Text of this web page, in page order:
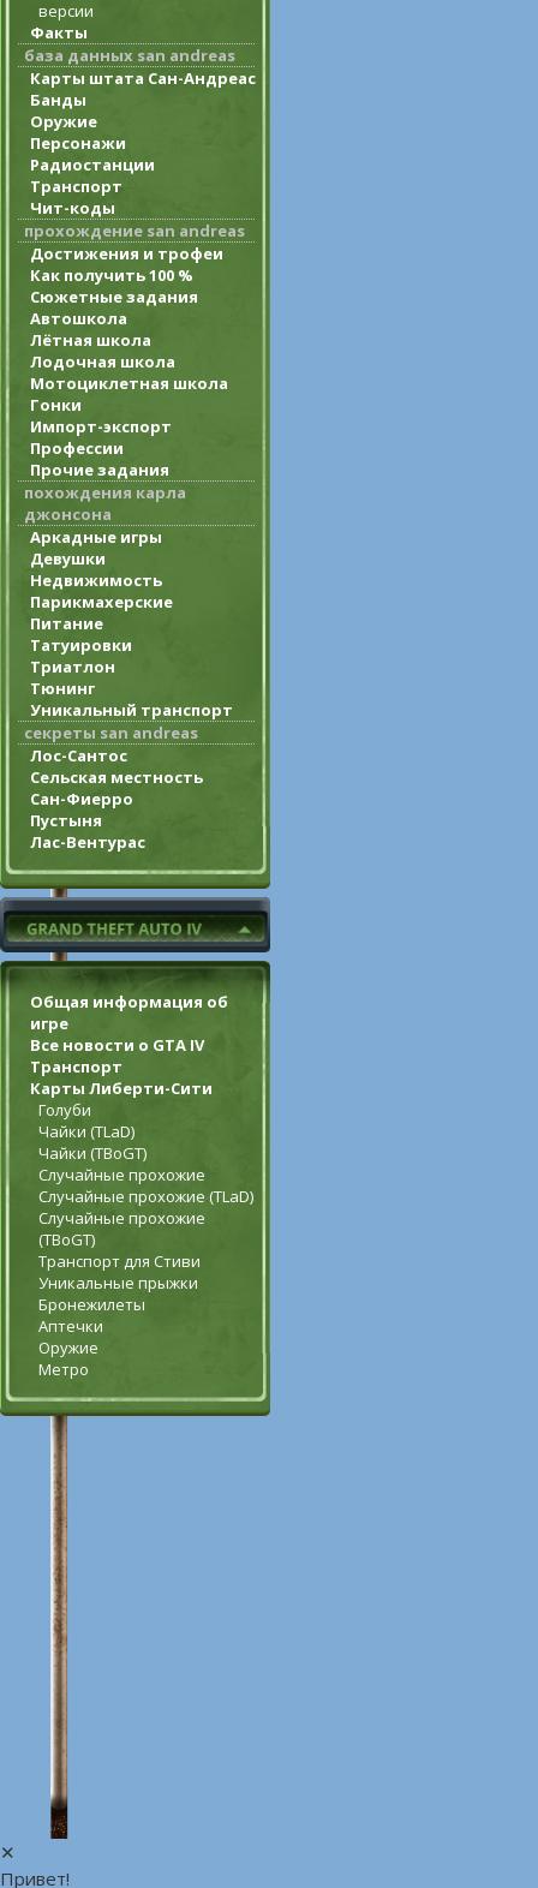
версии
Факты
база данных san andreas
Карты штата Сан-Андреас
Банды
Оружие
Персонажи
Радиостанции
Транспорт
Чит-коды
прохождение san andreas
Достижения и трофеи
Как получить 100 %
Сюжетные задания
Автошкола
Лётная школа
Лодочная школа
Мотоциклетная школа
Гонки
Импорт-экспорт
Профессии
Прочие задания
похождения карла
джонсона
Аркадные игры
Девушки
Недвижимость
Парикмахерские
Питание
Татуировки
Триатлон
Тюнинг
Уникальный транспорт
секреты san andreas
Лос-Сантос
Сельская местность
Сан-Фиерро
Пустыня
Лас-Вентурас
Общая информация об
игре
Все новости о GTA IV
Транспорт
Карты Либерти-Сити
Голуби
Чайки (TLaD)
Чайки (TBoGT)
Случайные прохожие
Случайные прохожие (TLaD)
Случайные прохожие
(TBoGT)
Транспорт для Стиви
Уникальные прыжки
Бронежилеты
Аптечки
Оружие
Метро
✕
Привет!